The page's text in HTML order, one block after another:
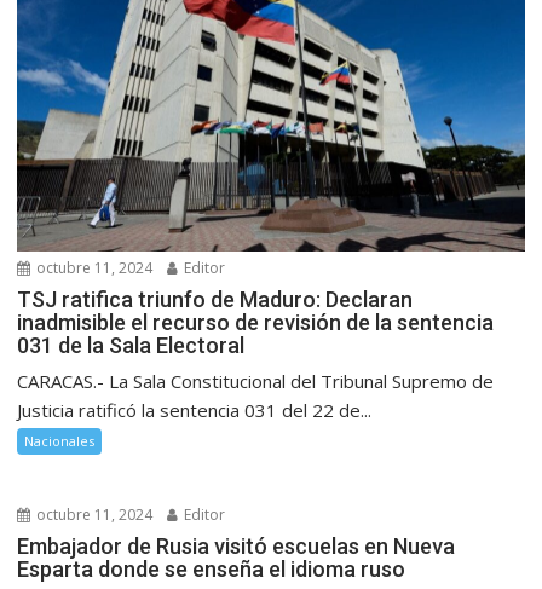
octubre 11, 2024 Editor
TSJ ratifica triunfo de Maduro: Declaran
inadmisible el recurso de revisión de la sentencia
031 de la Sala Electoral
CARACAS.- La Sala Constitucional del Tribunal Supremo de
Justicia ratificó la sentencia 031 del 22 de...
Nacionales
octubre 11, 2024 Editor
Embajador de Rusia visitó escuelas en Nueva
Esparta donde se enseña el idioma ruso